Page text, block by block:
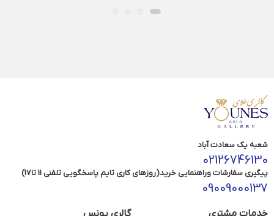
شعبه یک سعادت آباد
02126746130
پیگیری سفارشات وراهنمایی خرید(روزهای کاری تایم پاسخگویی تلفنی 11 تا17)
09009000137
خدمات مشتری گالری یونس